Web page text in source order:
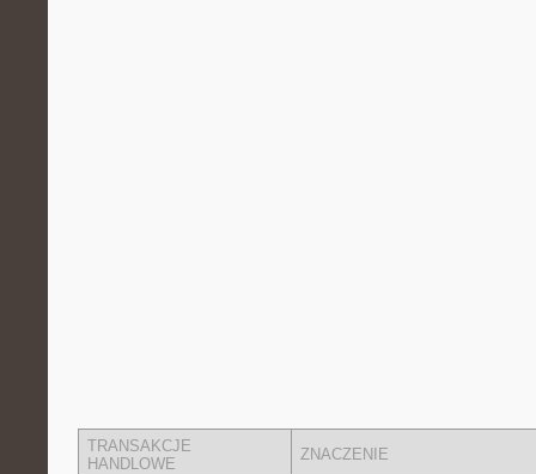
TRANSAKCJE⁤
HANDLOWE
ZNACZENIE